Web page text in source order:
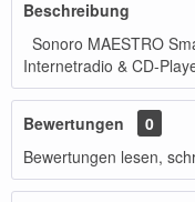
Beschreibung
Sonoro MAESTRO
Internetradio & CD-
Bewertungen
0
Bewertungen lesen,